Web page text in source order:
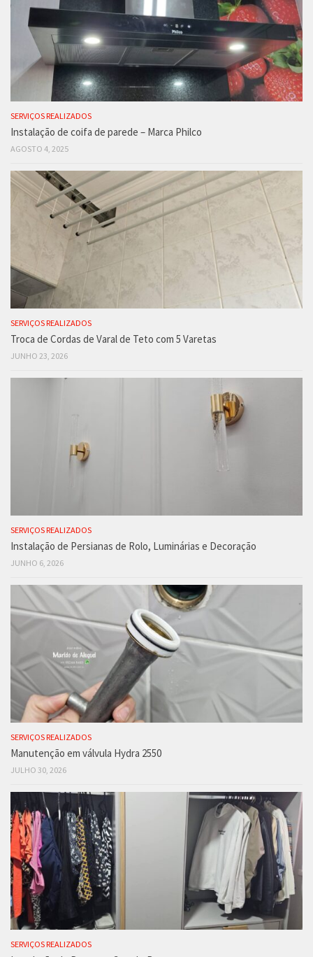
SERVIÇOS REALIZADOS
Instalação de coifa de parede – Marca Philco
AGOSTO 4, 2025
SERVIÇOS REALIZADOS
Troca de Cordas de Varal de Teto com 5 Varetas
JUNHO 23, 2026
SERVIÇOS REALIZADOS
Instalação de Persianas de Rolo, Luminárias e Decoração
JUNHO 6, 2026
SERVIÇOS REALIZADOS
Manutenção em válvula Hydra 2550
JULHO 30, 2026
SERVIÇOS REALIZADOS